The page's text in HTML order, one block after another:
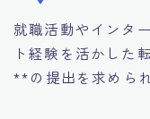
就職活動やインタ
ト経験を活かした
**の提出を求めら